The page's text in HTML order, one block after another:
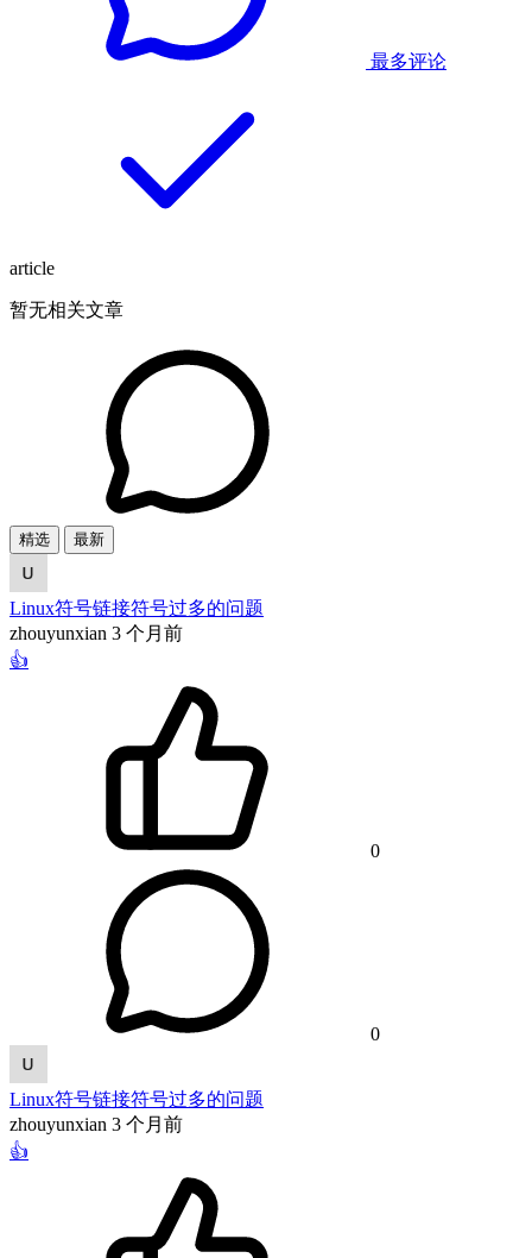
最多评论
article
暂无相关文章
精选 最新
Linux符号链接符号过多的问题
zhouyunxian 3 个月前
👍
0
0
Linux符号链接符号过多的问题
zhouyunxian 3 个月前
👍